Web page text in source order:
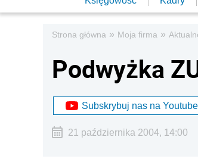
Strona główna » Moja firma »
Podwyżka
Subskrybuj nas na Youtube
21 października 2004, 14:00